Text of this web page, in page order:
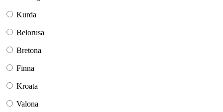
Kurda
Belorusa
Bretona
Finna
Kroata
Valona